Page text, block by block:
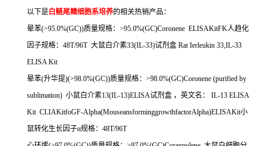
以下是白鲢尾鳍细胞系培养的相关热销产品：
晕苯(>95.0%(GC))质量规格： >95.0%(GC)Coronene ELISAKitFK人趋化
因子规格： 48T/96T 大鼠白介素33(IL-33)试剂盒 Rat Ierleukin 33,IL-33
ELISA Kit
晕苯(升华提)(>98.0%(GC))质量规格： >98.0%(GC)Coronene (purified by
sublimation) 小鼠白介素13(IL-13)ELISA试剂盒 ，英文名：
IL-13 ELISA
Kit CLIAKitfoGF-Alpha(MouseansforminggrowthfactorAlpha)ELISAKit小
鼠转化生长因子α规格： 48T/96T